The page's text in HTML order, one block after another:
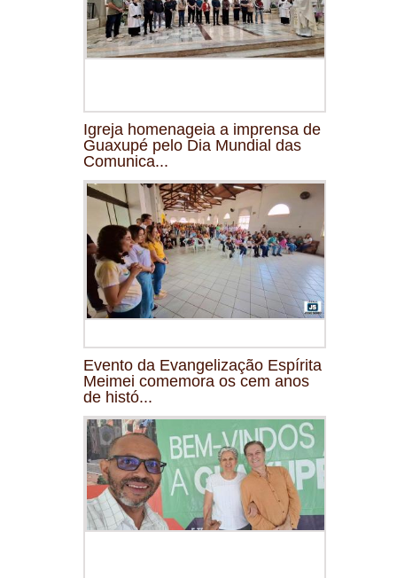
Igreja homenageia a imprensa de
Guaxupé pelo Dia Mundial das
Comunica...
Evento da Evangelização Espírita
Meimei comemora os cem anos
de histó...